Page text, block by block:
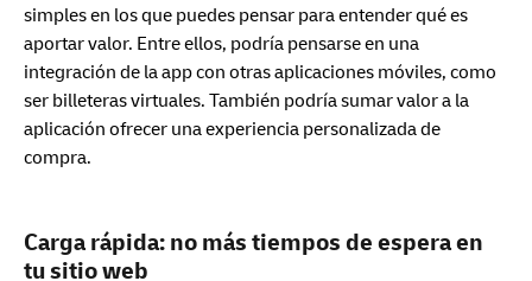
simples en los que puedes pensar para entender qué es
aportar valor. Entre ellos, podría pensarse en una
integración de la app con otras aplicaciones móviles, como
ser billeteras virtuales. También podría sumar valor a la
aplicación ofrecer una experiencia personalizada de
compra.
Carga rápida: no más tiempos de espera en
tu sitio web